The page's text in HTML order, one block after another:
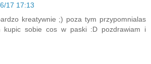
17 17:13
kreatywnie ;) poza tym przypomnialas
kupic sobie cos w paski :D pozdrawiam i